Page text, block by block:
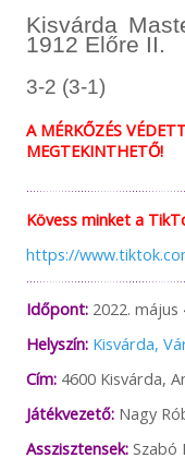
Kisvárda
1912 Előre II.
3-2 (3-1)
A MÉRKŐZÉS
MEGTEKINTHETŐ!
Kövess minket a
https://
Időpont:2022. május
Helyszín: Kisvárda,
Cím:4600 Kisvárda,
Játékvezető:Nagy
Asszisztensek:Szabó